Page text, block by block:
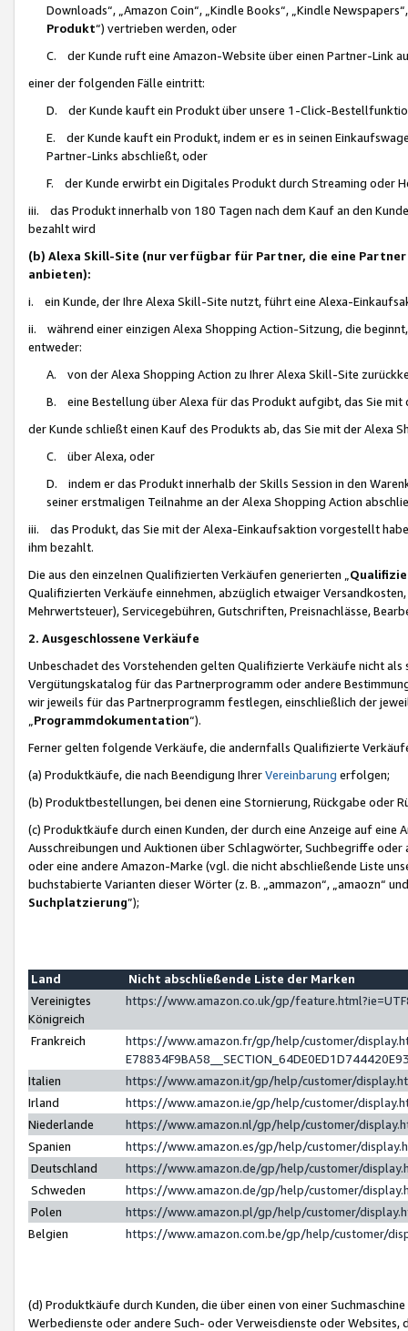
Downloads“, „Amazon Coin“, „Kindle Books“, „Kindle
Produkt“) vertrieben werden, oder
C. der Kunde ruft eine Amazon-Website über einen Partner-Link
einer der folgenden Fälle eintritt:
D. der Kunde kauft ein Produkt über unsere 1-Click-
E. der Kunde kauft ein Produkt, indem er es in seinen
Partner-Links abschließt, oder
F. der Kunde erwirbt ein Digitales Produkt durch Streaming oder
iii. das Produkt innerhalb von 180 Tagen nach dem Kauf an den
bezahlt wird
(b) Alexa Skill-Site (nur verfügbar für Partner, die eine
anbieten):
i. ein Kunde, der Ihre Alexa Skill-Site nutzt, führt eine Alexa-
ii. während einer einzigen Alexa Shopping Action-Sitzung, die
entweder:
A. von der Alexa Shopping Action zu Ihrer Alexa Skill-Site
B. eine Bestellung über Alexa für das Produkt aufgibt, das Sie mit
der Kunde schließt einen Kauf des Produkts ab, das Sie mit der Alexa
C. über Alexa, oder
D. indem er das Produkt innerhalb der Skills Session in den
seiner erstmaligen Teilnahme an der Alexa Shopping Action
iii. das Produkt, das Sie mit der Alexa-Einkaufsaktion vorgestellt
ihm bezahlt.
Die aus den einzelnen Qualifizierten Verkäufen generierten „
Qualifizierten Verkäufe einnehmen, abzüglich etwaiger
Mehrwertsteuer), Servicegebühren, Gutschriften, Preisnachlässe,
2. Ausgeschlossene Verkäufe
Unbeschadet des Vorstehenden gelten Qualifizierte Verkäufe nicht
Vergütungskatalog für das Partnerprogramm oder andere
wir jeweils für das Partnerprogramm festlegen, einschließlich der
Programmdokumentation“).
Ferner gelten folgende Verkäufe, die andernfalls Qualifizierte
(a) Produktkäufe, die nach Beendigung IhrerVereinbarung erfolgen;
(b) Produktbestellungen, bei denen eine Stornierung, Rückgabe oder
(c) Produktkäufe durch einen Kunden, der durch eine Anzeige auf
Ausschreibungen und Auktionen über Schlagwörter, Suchbegriffe
oder eine andere Amazon-Marke (vgl. die nicht abschließende Liste
buchstabierte Varianten dieser Wörter (z. B. „ammazon“, „amaozn“
Suchplatzierung”);
Land
Nicht abschließende Liste der Marken
Vereinigtes
Königreich
https://www.amazon.co.uk/gp/
Frankreich
https://www.amazon.fr/gp/help/customer/
Italien
https://www.amazon.it/gp/help/customer/
Irland
https://www.amazon.ie/gp/help/customer/
Niederlande
https://www.amazon.nl/gp/help/customer/
Spanien
https://www.amazon.es/gp/help/customer/
Deutschland
https://www.amazon.de/gp/help/customer/
Schweden
https://www.amazon.de/gp/help/customer/
Polen
https://www.amazon.pl/gp/help/customer/
Belgien
https://www.amazon.com.be/gp/help/customer/
(d) Produktkäufe durch Kunden, die über einen von einer
Werbedienste oder andere Such- oder Verweisdienste oder Websites,